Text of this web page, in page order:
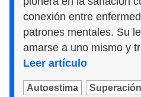
conexión entre
patrones mentales. Su
amarse a uno mismo y
Leer artículo
Autoestima Superación